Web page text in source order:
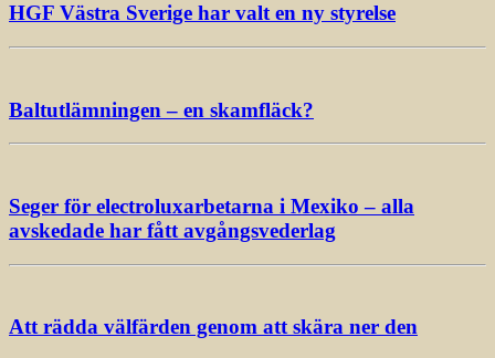
HGF Västra Sverige har valt en ny styrelse
Baltutlämningen – en skamfläck?
Seger för electroluxarbetarna i Mexiko – alla
avskedade har fått avgångsvederlag
Att rädda välfärden genom att skära ner den